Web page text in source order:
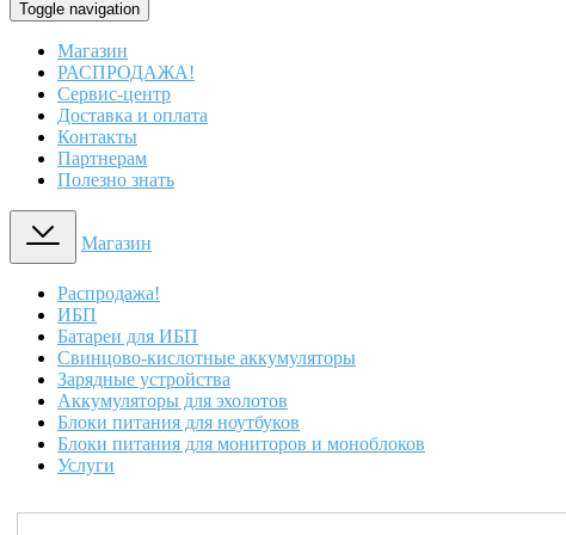
Toggle navigation
Магазин
РАСПРОДАЖА!
Сервис-центр
Доставка и оплата
Контакты
Партнерам
Полезно знать
Магазин
Распродажа!
ИБП
Батареи для ИБП
Свинцово-кислотные аккумуляторы
Зарядные устройства
Аккумуляторы для эхолотов
Блоки питания для ноутбуков
Блоки питания для мониторов и моноблоков
Услуги